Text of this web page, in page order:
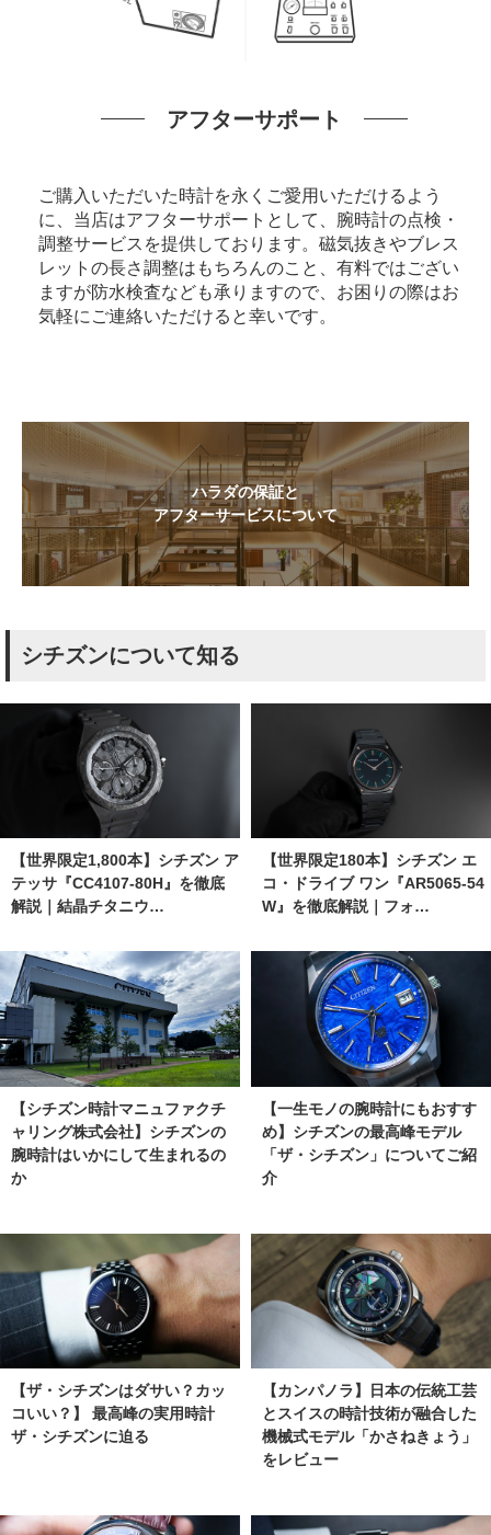
アフターサポート
ご購入いただいた時計を永くご愛用いただけるよう
に、当店はアフターサポートとして、腕時計の点検・
調整サービスを提供しております。磁気抜きやブレス
レットの長さ調整はもちろんのこと、有料ではござい
ますが防水検査なども承りますので、お困りの際はお
気軽にご連絡いただけると幸いです。
ハラダの保証と
アフターサービスについて
シチズンについて知る
【世界限定1,800本】シチズン ア
テッサ『CC4107-80H』を徹底
解説｜結晶チタニウ…
【世界限定180本】シチズン エ
コ・ドライブ ワン『AR5065-54
W』を徹底解説｜フォ…
【シチズン時計マニュファクチ
ャリング株式会社】シチズンの
腕時計はいかにして生まれるの
か
【一生モノの腕時計にもおすす
め】シチズンの最高峰モデル
「ザ・シチズン」についてご紹
介
【ザ・シチズンはダサい？カッ
コいい？】 最高峰の実用時計
ザ・シチズンに迫る
【カンパノラ】日本の伝統工芸
とスイスの時計技術が融合した
機械式モデル「かさねきょう」
をレビュー